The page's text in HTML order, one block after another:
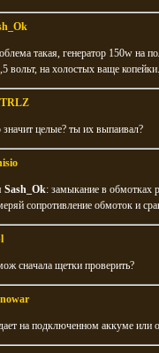
такая, генератор 150w на
вольт, на холостых ваще
значит целые? ты их выпаивал?
Sash_Ok: замыкание в обмотках
сопротивление обмоток и
сначала щетки проверить?
на подключенном аккуме или